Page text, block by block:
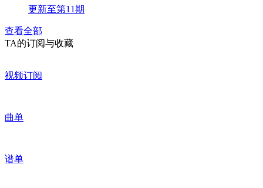
更新至第11期
查看全部
TA的订阅与收藏
视频订阅
曲单
谱单